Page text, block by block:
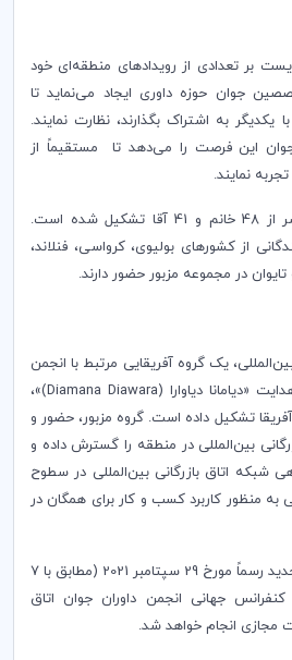
بر تعدادی از رویدادهای منطقهای خود
جوان حوزه داوری ایجاد مینماید تا
یکدیگر به اشتراک بگذارند، نظارت نمایند.
جوان این فرصت را میدهد تا مستقیماً از
نمایند.
شده
است.
از کشورهای بولیوی، کرواسی، فنلاند،
تایوان در مجموعه مزبور حضور دارند.
المللی، یک گروه آفریقایی مرتبط با انجمن
«دیامانا دیاوارا (Diamana Diawara)»،
تشکیل داده است. گروه مزبور، حضور و
بینالمللی در منطقه را گسترش داده و
شبکه اتاق بازرگانی بینالمللی در سطوح
به منظور کاربرد کسب و کار برای همگان در
اعطای مسئولیت به اعضای جدید رسماً مورخ 29 سپتامبر‌ 2021 (مطابق با 7
با کنفرانس جهانی انجمن داوران جوان اتاق
مجازی انجام خواهد شد.